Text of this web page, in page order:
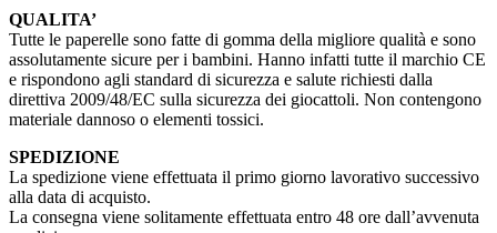
QUALITA’
Tutte le paperelle sono fatte di gomma della migliore qualità e sono
assolutamente sicure per i bambini. Hanno infatti tutte il marchio CE
e rispondono agli standard di sicurezza e salute richiesti dalla
direttiva 2009/48/EC sulla sicurezza dei giocattoli. Non contengono
materiale dannoso o elementi tossici.
SPEDIZIONE
La spedizione viene effettuata il primo giorno lavorativo successivo
alla data di acquisto.
La consegna viene solitamente effettuata entro 48 ore dall’avvenuta